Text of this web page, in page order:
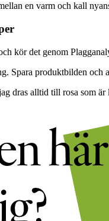
en varm och kall
kör det genom
Spara produktbilden
dras alltid till rosa som